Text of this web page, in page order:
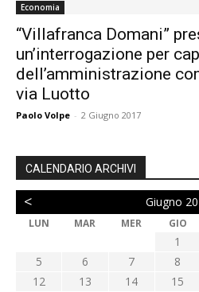
Economia
“Villafranca Domani”
un’interrogazione per
dell’amministrazione
via Luotto
Paolo Volpe - 2 Giugno 2017
CALENDARIO ARCHIVI
< Giugno
LUN MAR MER GIO
1
5
6 7 8
12
13 14 15